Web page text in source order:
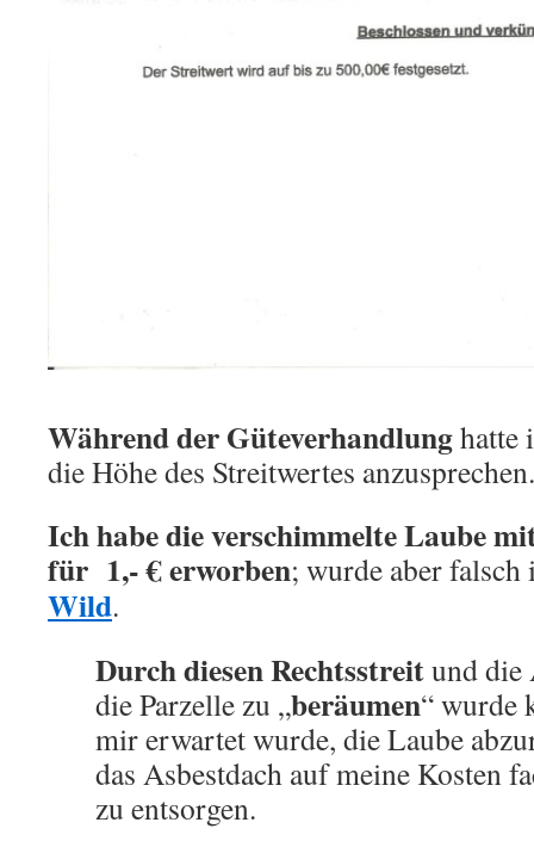
Während der Güteverhandlunghatte
die Höhe des Streitwertes anzusprechen.
Ich habe die verschimmelte Laube
für 1,- € erworben; wurde aber
Wild.
Durch diesen Rechtsstreitund die
die Parzelle zu „beräumen“ wurde
mir erwartet wurde, die Laube
das Asbestdach auf meine Kosten
zu entsorgen.